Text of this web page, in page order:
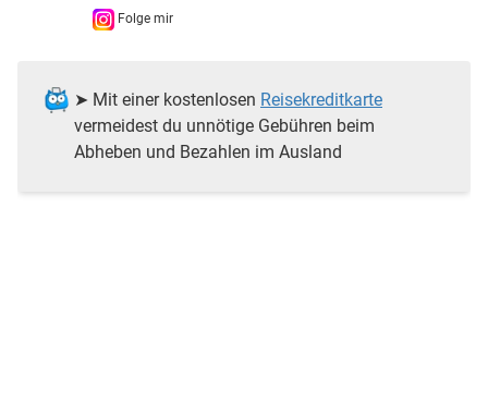
Folge mir
➤ Mit einer kostenlosen Reisekreditkarte
vermeidest du unnötige Gebühren beim
Abheben und Bezahlen im Ausland